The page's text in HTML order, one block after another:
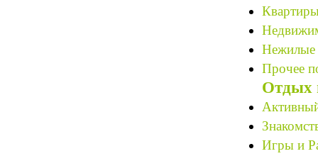
Нежилые
Прочее
Отдых
Игры и